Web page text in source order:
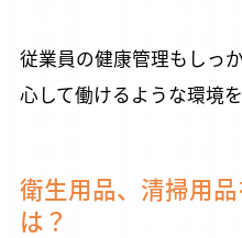
従業員の健康管理もしっ
心して働けるような環境
衛生用品、清掃用
は？